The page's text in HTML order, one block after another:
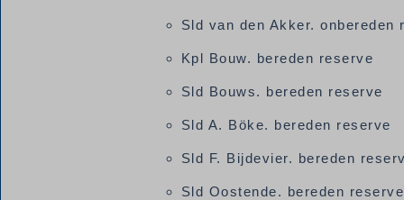
Sld van den Akker.
Kpl Bouw. bereden reserve
Sld Bouws. bereden reserve
Sld A. Böke. bereden reserve
Sld F. Bijdevier. bereden
Sld Oostende. bereden